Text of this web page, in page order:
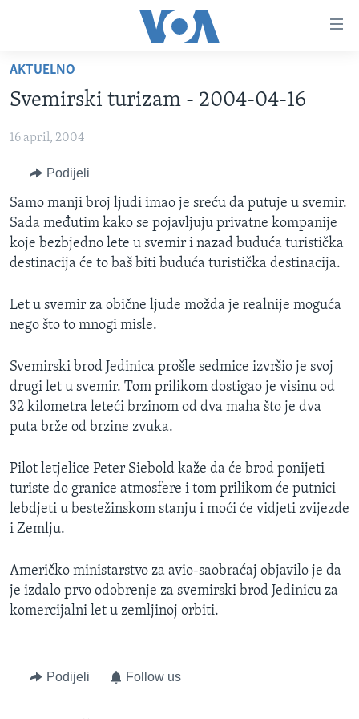
glavni
sadržaj
na
navigaciju
Idi
na
pretragu
TV PROGRAM
FOTOGRAFIJE DANA
VIJESTI
SJEDINJENE AMERIČKE DRŽAVE
BOSNA I HERCEGOVINA
SVIJET
NAUKA I TEHNOLOGIJA
SPECIJALNI PROJEKTI
KORUPCIJA
ŽENSKA STRANA
MAGAZIN
O GLASU AMERIKE
PRATITE NAS
Jezici
AKTUELNO
Svemirski turizam - 2004-04-16
16 april, 2004
Podijeli
Samo manji broj ljudi imao je sreću da putuje u svemir.
Sada međutim kako se pojavljuju privatne kompanije
koje bezbjedno lete u svemir i nazad buduća turistička
destinacija će to baš biti buduća turistička destinacija.
Let u svemir za obične ljude možda je realnije moguća
nego što to mnogi misle.
Svemirski brod Jedinica prošle sedmice izvršio je svoj
drugi let u svemir. Tom prilikom dostigao je visinu od
32 kilometra leteći brzinom od dva maha što je dva
puta brže od brzine zvuka.
Pilot letjelice Peter Siebold kaže da će brod ponijeti
turiste do granice atmosfere i tom prilikom će putnici
lebdjeti u bestežinskom stanju i moći će vidjeti zvijezde
i Zemlju.
Američko ministarstvo za avio-saobraćaj objavilo je da
je izdalo prvo odobrenje za svemirski brod Jedinicu za
komercijalni let u zemljinoj orbiti.
Podijeli Follow us